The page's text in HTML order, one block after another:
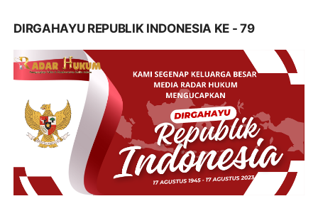
DIRGAHAYU REPUBLIK INDONESIA KE - 79